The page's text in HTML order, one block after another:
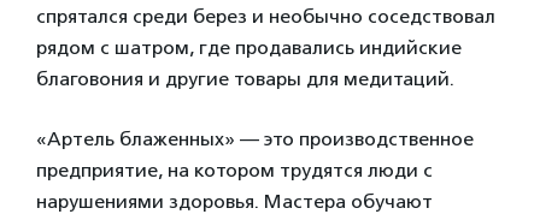
спрятался среди берез и необычно соседствовал
рядом с шатром, где продавались индийские
благовония и другие товары для медитаций.
«Артель блаженных» — это производственное
предприятие, на котором трудятся люди с
нарушениями здоровья. Мастера обучают